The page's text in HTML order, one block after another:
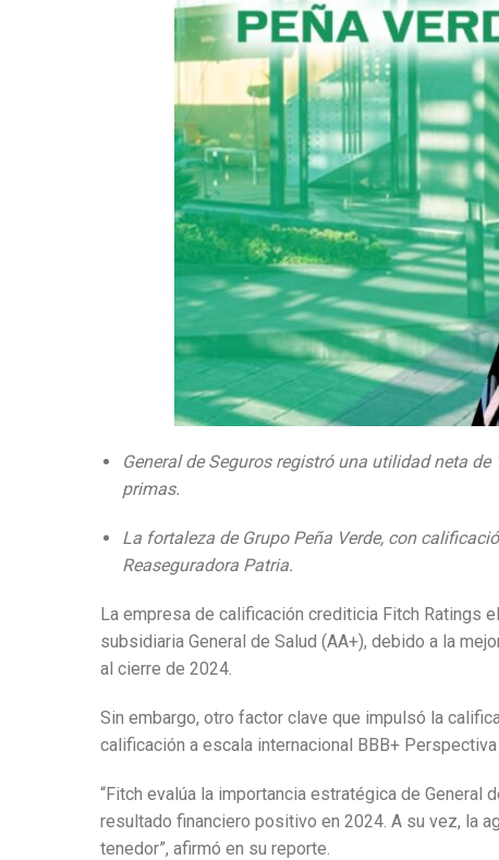
General de Seguros registró una utilidad neta
primas.
La fortaleza de Grupo Peña Verde, con
Reaseguradora Patria.
La empresa de calificación crediticia Fitch Ratings
subsidiaria General de Salud (AA+), debido a la
al cierre de 2024.
Sin embargo, otro factor clave que impulsó la
calificación a escala internacional BBB+
“Fitch evalúa la importancia estratégica de General
resultado financiero positivo en 2024. A su vez, la
tenedor”, afirmó en su reporte.